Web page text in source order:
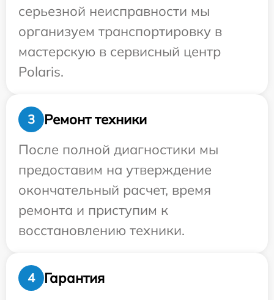
серьезной неисправности мы
организуем транспортировку в
мастерскую в сервисный центр
Polaris.
3
Ремонт техники
После полной диагностики мы
предоставим на утверждение
окончательный расчет, время
ремонта и приступим к
восстановлению техники.
4
Гарантия